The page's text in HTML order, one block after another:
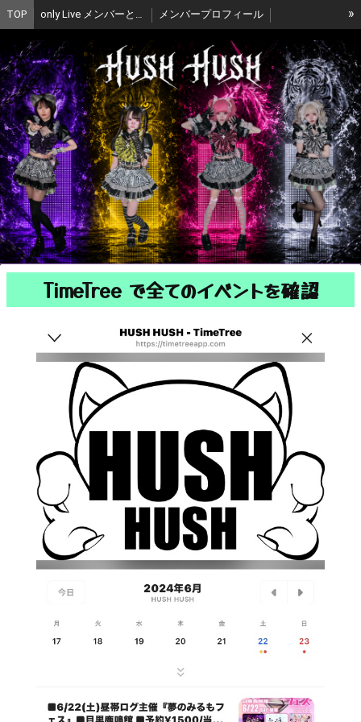
TOP only Live メンバーと通話ができる！ メンバープロフィール
ライブカレンダー オンライン限定チェキ購入
Online-Exclusive Cheki Purchase 生誕クラウドファンディング開催中
Birthday Crowdfunding Now Open! 🎉 公式グッズ通販 お問い合わせ
ゆにぴ Profile ばーぴーProfile 紫雨 Profile 前立ゆのProfile
»
TimeTree で全てのイベントを確認